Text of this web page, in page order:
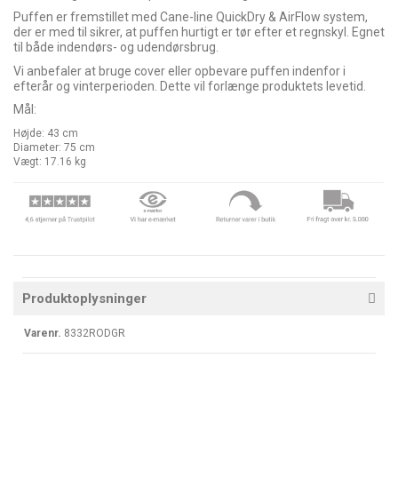
Puffen er fremstillet med Cane-line QuickDry & AirFlow system,
der er med til sikrer, at puffen hurtigt er tør efter et regnskyl. Egnet
til både indendørs- og udendørsbrug.
Vi anbefaler at bruge cover eller opbevare puffen indenfor i
efterår og vinterperioden. Dette vil forlænge produktets levetid.
Mål:
Højde: 43 cm
Diameter: 75 cm
Vægt: 17.16 kg
Produktoplysninger
Varenr. 8332RODGR